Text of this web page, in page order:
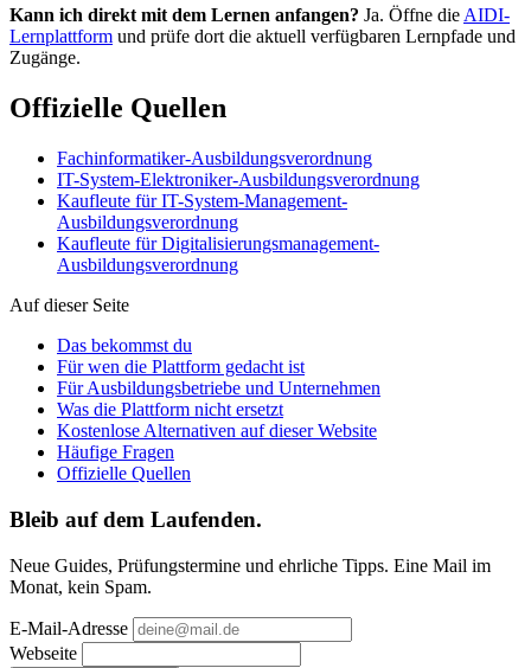
Kann ich direkt mit dem Lernen anfangen? Ja. Öffne die AIDI-
Lernplattform und prüfe dort die aktuell verfügbaren Lernpfade und
Zugänge.
Offizielle Quellen
Fachinformatiker-Ausbildungsverordnung
IT-System-Elektroniker-Ausbildungsverordnung
Kaufleute für IT-System-Management-
Ausbildungsverordnung
Kaufleute für Digitalisierungsmanagement-
Ausbildungsverordnung
Auf dieser Seite
Das bekommst du
Für wen die Plattform gedacht ist
Für Ausbildungsbetriebe und Unternehmen
Was die Plattform nicht ersetzt
Kostenlose Alternativen auf dieser Website
Häufige Fragen
Offizielle Quellen
Bleib auf dem Laufenden.
Neue Guides, Prüfungstermine und ehrliche Tipps. Eine Mail im
Monat, kein Spam.
E-Mail-Adresse
Webseite